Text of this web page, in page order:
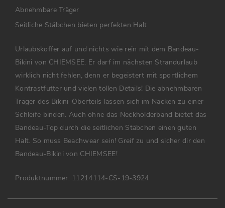
Abnehmbare Träger
Seitliche Stäbchen bieten perfekten Halt
Urlaubskoffer auf und nichts wie rein mit dem Bandeau-
Bikini von CHIEMSEE. Er darf im nächsten Strandurlaub
wirklich nicht fehlen, denn er begeistert mit sportlichem
Kontrastfutter und vielen tollen Details! Die abnehmbaren
Träger des Bikini-Oberteils lassen sich im Nacken zu einer
Schleife binden. Auch ohne das Neckholderband bietet das
Bandeau-Top durch die seitlichen Stäbchen einen guten
Halt. So muss Beachwear sein! Greif zu und sicher dir den
Bandeau-Bikini von CHIEMSEE!
Produktnummer: 11214114-CS-19-3924